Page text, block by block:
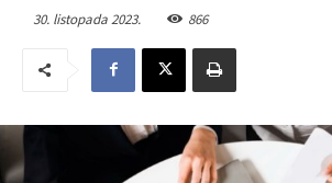
30. listopada 2023. 866